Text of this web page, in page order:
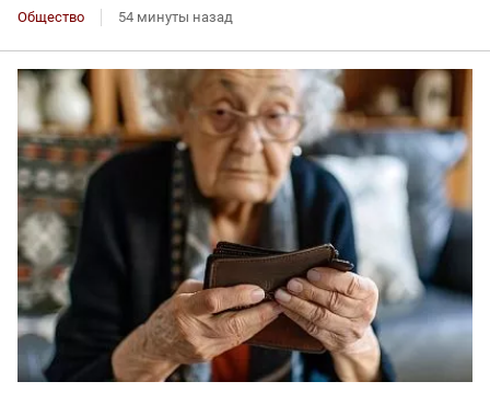
Общество 54 минуты назад